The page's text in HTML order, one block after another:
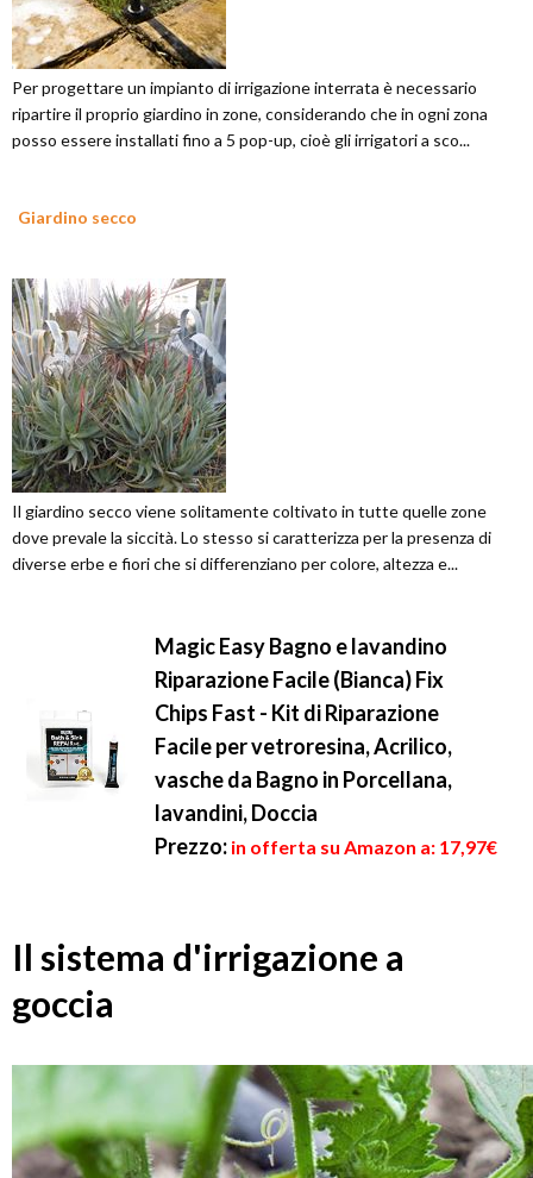
Per progettare un impianto di irrigazione interrata è necessario
ripartire il proprio giardino in zone, considerando che in ogni zona
posso essere installati fino a 5 pop-up, cioè gli irrigatori a sco...
Giardino secco
Il giardino secco viene solitamente coltivato in tutte quelle zone
dove prevale la siccità. Lo stesso si caratterizza per la presenza di
diverse erbe e fiori che si differenziano per colore, altezza e...
Magic Easy Bagno e lavandino
Riparazione Facile (Bianca) Fix
Chips Fast - Kit di Riparazione
Facile per vetroresina, Acrilico,
vasche da Bagno in Porcellana,
lavandini, Doccia
Prezzo: in offerta su Amazon a: 17,97€
Il sistema d'irrigazione a
goccia